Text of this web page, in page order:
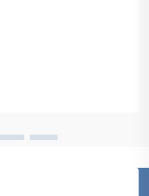
bleibt dieselbe: